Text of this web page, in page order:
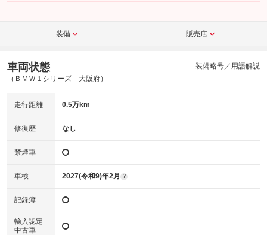
装備 販売店
車両状態
（ＢＭＷ１シリーズ 大阪府）
装備略号／用語解説
走行距離 0.5万km
修復歴 なし
禁煙車
車検 2027(令和9)年2月 ?
記録簿
輸入認定
中古車